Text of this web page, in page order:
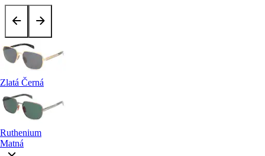
Zlatá Černá
Ruthenium
Matná